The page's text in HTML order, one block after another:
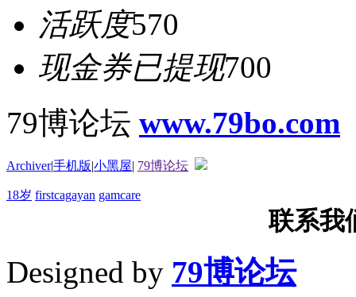
活跃度570
现金券已提现700
79博论坛 www.79bo.com
Archiver|手机版|小黑屋| 79博论坛
18岁 firstcagayan gamcare
联系我
Designed by 79博论坛